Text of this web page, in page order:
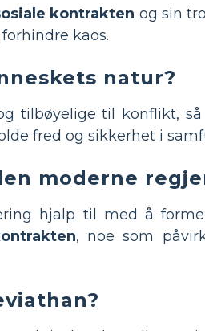
kontrakten og sin
kaos.
natur?
tilbøyelige til konflikt,
fred og sikkerhet i
moderne
hjalp til med å
, noe som